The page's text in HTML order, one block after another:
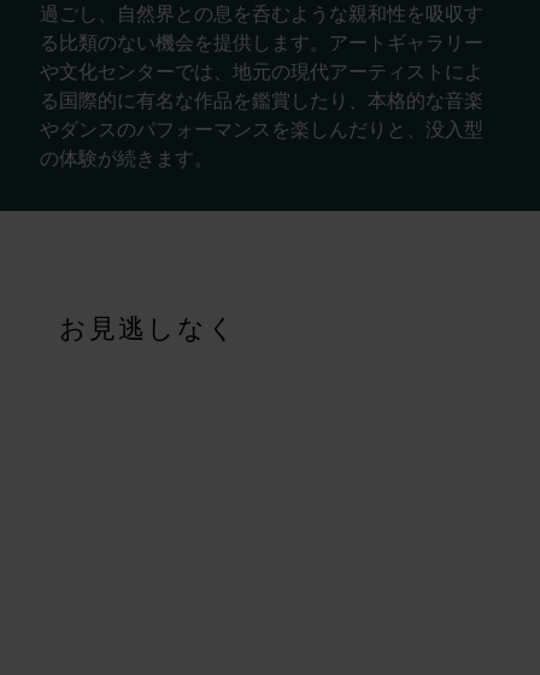
過ごし、自然界との息を呑むような親和性を吸収す
る比類のない機会を提供します。アートギャラリー
や文化センターでは、地元の現代アーティストによ
る国際的に有名な作品を鑑賞したり、本格的な音楽
やダンスのパフォーマンスを楽しんだりと、没入型
の体験が続きます。
<p>As a roaring fire crackles under a gem-studded night sky,
お見逃しなく